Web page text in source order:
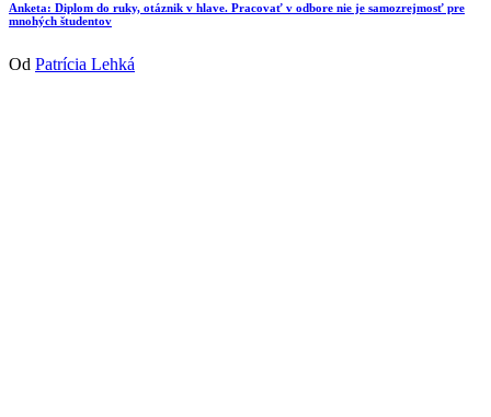
Anketa: Diplom do ruky, otáznik v hlave. Pracovať v odbore nie je samozrejmosť pre
mnohých študentov
Od Patrícia Lehká